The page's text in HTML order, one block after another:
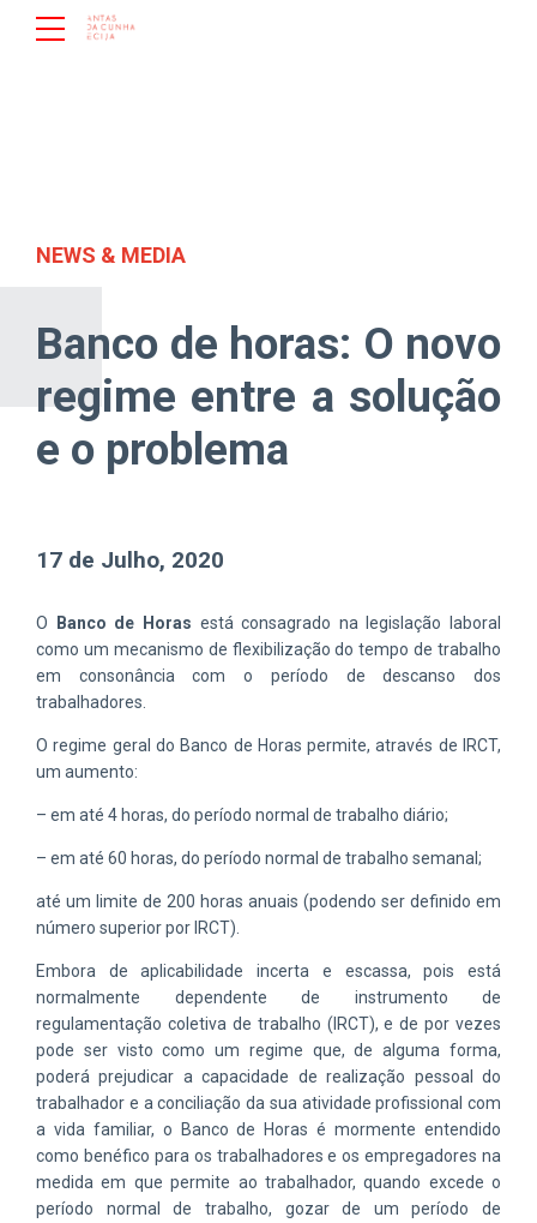
NEWS & MEDIA
Banco de horas: O novo
regime entre a solução
e o problema
17 de Julho, 2020
O Banco de Horas está consagrado na legislação laboral
como um mecanismo de flexibilização do tempo de trabalho
em consonância com o período de descanso dos
trabalhadores.
O regime geral do Banco de Horas permite, através de IRCT,
um aumento:
– em até 4 horas, do período normal de trabalho diário;
– em até 60 horas, do período normal de trabalho semanal;
até um limite de 200 horas anuais (podendo ser definido em
número superior por IRCT).
Embora de aplicabilidade incerta e escassa, pois está
normalmente dependente de instrumento de
regulamentação coletiva de trabalho (IRCT), e de por vezes
pode ser visto como um regime que, de alguma forma,
poderá prejudicar a capacidade de realização pessoal do
trabalhador e a conciliação da sua atividade profissional com
a vida familiar, o Banco de Horas é mormente entendido
como benéfico para os trabalhadores e os empregadores na
medida em que permite ao trabalhador, quando excede o
período normal de trabalho, gozar de um período de